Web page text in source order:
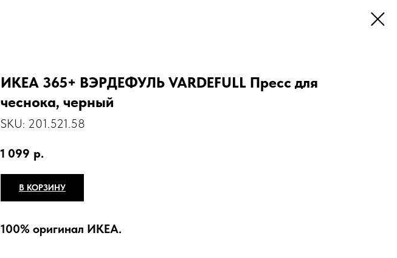
ИКЕА 365+ ВЭРДЕФУЛЬ VARDEFULL Пресс для
чеснока, черный
SKU: 201.521.58
1 099 р.
В КОРЗИНУ
100% оригинал ИКЕА.